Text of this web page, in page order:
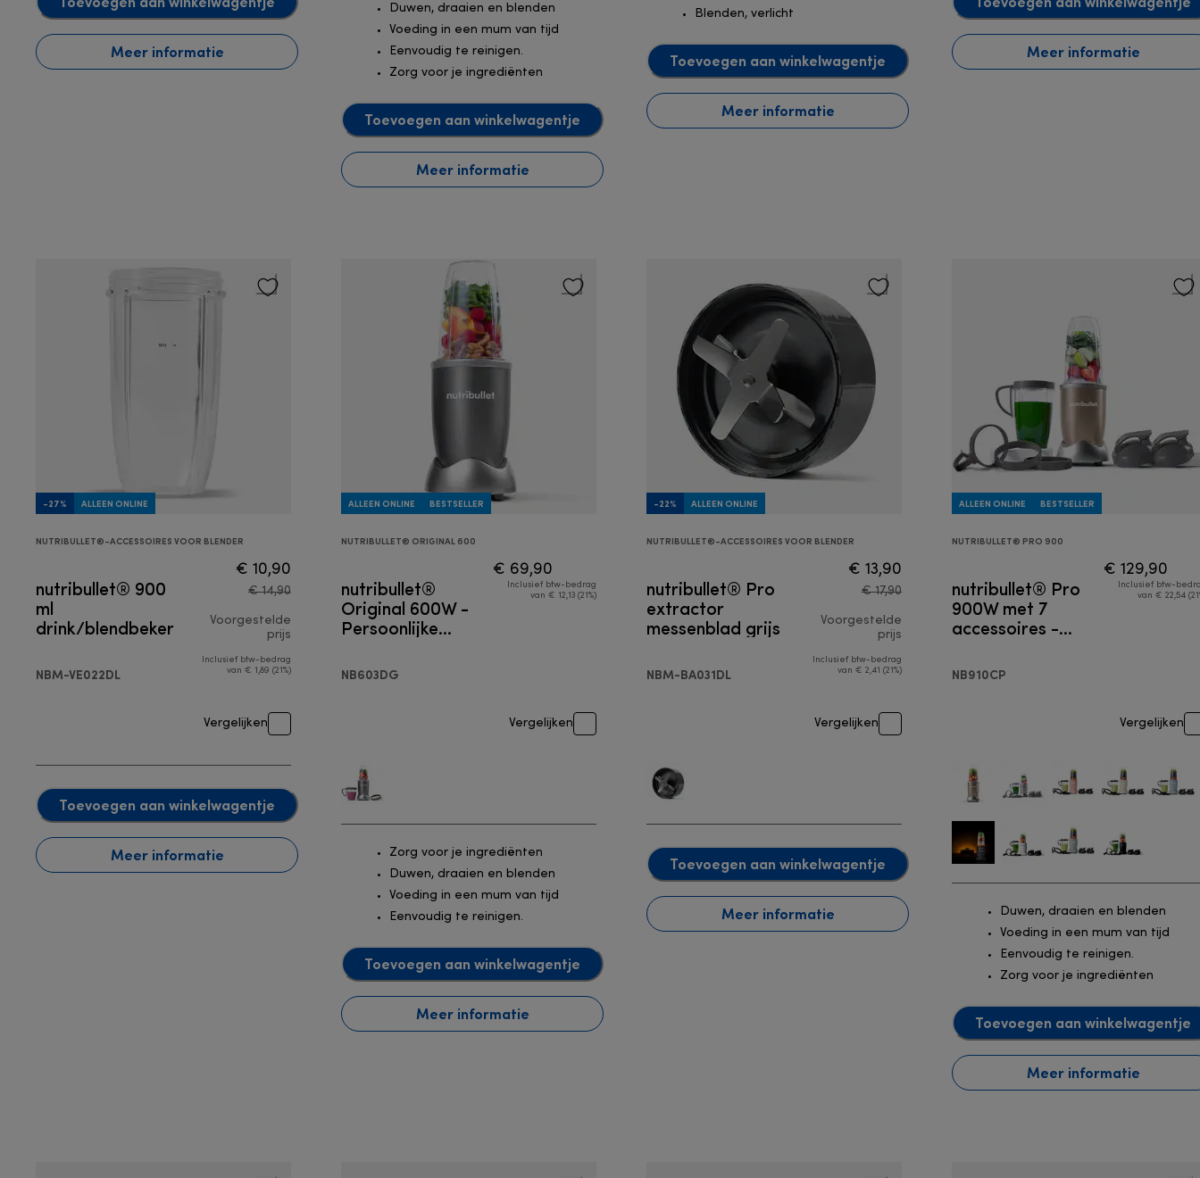
Meer informatie
Duwen, draaien en blenden
Voeding in een mum van tijd
Eenvoudig te reinigen.
Zorg voor je ingrediënten
Toevoegen aan winkelwagentje
Meer informatie
Blenden, verlicht
Toevoegen aan winkelwagentje
Meer informatie
Meer informatie
-27% ALLEEN ONLINE
NUTRIBULLET®-ACCESSOIRES VOOR BLENDER
nutribullet® 900
ml
drink/blendbeker
NBM-VE022DL
€ 10,90
€ 14,90
Voorgestelde
prijs
Inclusief btw-bedrag
van € 1,89 (21%)
Vergelijken
Toevoegen aan winkelwagentje
Meer informatie
ALLEEN ONLINE BESTSELLER
NUTRIBULLET® ORIGINAL 600
nutribullet®
Original 600W -
Persoonlijke
NB603DG
€ 69,90
Inclusief btw-bedrag
van € 12,13 (21%)
Vergelijken
Zorg voor je ingrediënten
Duwen, draaien en blenden
Voeding in een mum van tijd
Eenvoudig te reinigen.
Toevoegen aan winkelwagentje
Meer informatie
-22% ALLEEN ONLINE
NUTRIBULLET®-ACCESSOIRES VOOR BLENDER
nutribullet® Pro
extractor
messenblad grijs
NBM-BA031DL
€ 13,90
€ 17,90
Voorgestelde
prijs
Inclusief btw-bedrag
van € 2,41 (21%)
Vergelijken
Toevoegen aan winkelwagentje
Meer informatie
ALLEEN ONLINE BESTSELLER
NUTRIBULLET® PRO 900
nutribullet® Pro
900W met 7
accessoires -
blender
NB910CP
€ 129,90
Inclusief btw-
van € 22,54
Vergelijken
Duwen, draaien en blenden
Voeding in een mum van tijd
Eenvoudig te reinigen.
Zorg voor je ingrediënten
Toevoegen aan winkelwagentje
Meer informatie